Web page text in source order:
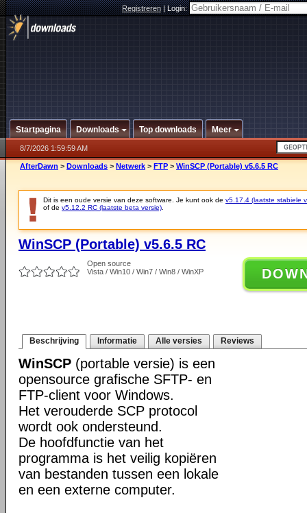
Registreren|Login:
Startpagina Downloads Top downloads Meer
8/7/2026 1:59:59 AM
AfterDawn > Downloads > Netwerk > FTP > WinSCP (Portable) v5.6.5 RC
Dit is een oude versie van deze software. Je kunt ook de v5.17.4 (laatste stabiele
of de v5.12.2 RC (laatste beta versie)
WinSCP (Portable) v5.6.5 RC
Open source
Vista / Win10 / Win7 / Win8 / WinXP
Beschrijving Informatie Alle versies Reviews
WinSCP (portable versie) is een
opensource grafische SFTP- en
FTP-client voor Windows.
Het verouderde SCP protocol
wordt ook ondersteund.
De hoofdfunctie van het
programma is het veilig kopiëren
van bestanden tussen een lokale
en een externe computer.